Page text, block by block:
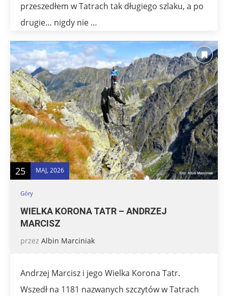
przeszedłem w Tatrach tak długiego szlaku, a po
drugie… nigdy nie …
25 MAJ, 2026
Góry
WIELKA KORONA TATR – ANDRZEJ
MARCISZ
przez Albin Marciniak
Andrzej Marcisz i jego Wielka Korona Tatr.
Wszedł na 1181 nazwanych szczytów w Tatrach